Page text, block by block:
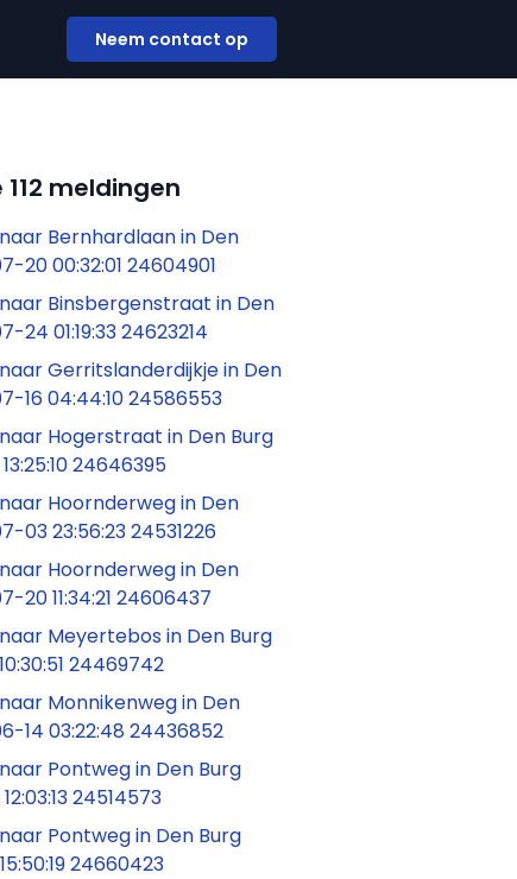
Neem contact op
meldingen
Bernhardlaan in Den
20 00:32:01 24604901
Binsbergenstraat in Den
24 01:19:33 24623214
Gerritslanderdijkje in Den
16 04:44:10 24586553
Hogerstraat in Den Burg
24646395
Hoornderweg in Den
03 23:56:23 24531226
Hoornderweg in Den
20 11:34:21 24606437
Meyertebos in Den Burg
24469742
Monnikenweg in Den
14 03:22:48 24436852
Pontweg in Den Burg
24514573
Pontweg in Den Burg
24660423